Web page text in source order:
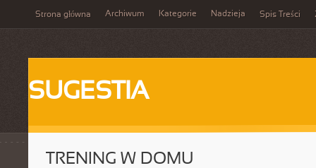
Strona główna Archiwum Kategorie Nadzieja Spis Treści
SUGESTIA
TRENING W DOMU